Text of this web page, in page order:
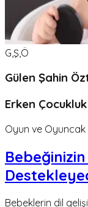
G,Ş,Ö
Gülen Şahin
Erken
Oyun ve Oyuncak
Bebeklerin dil